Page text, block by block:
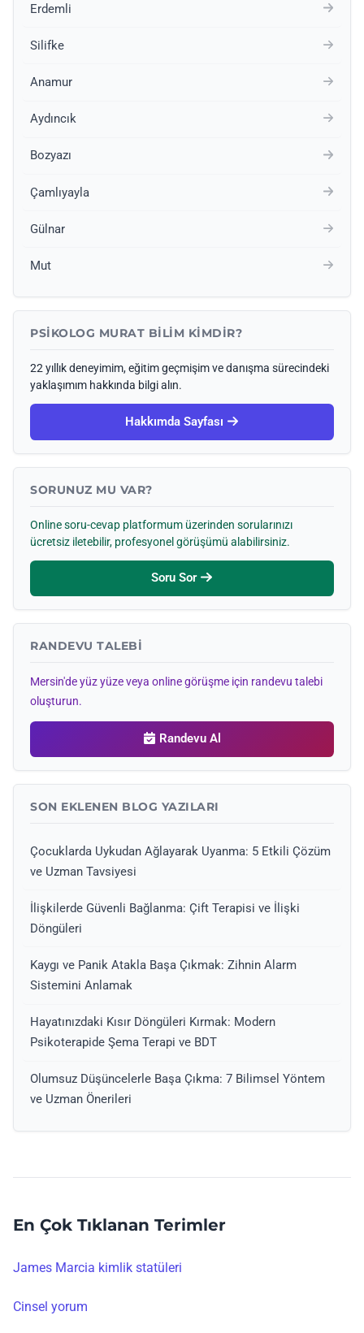
Erdemli
Silifke
Anamur
Aydıncık
Bozyazı
Çamlıyayla
Gülnar
Mut
PSIKOLOG MURAT BILIM KIMDIR?
22 yıllık deneyimim, eğitim geçmişim ve danışma sürecindeki
yaklaşımım hakkında bilgi alın.
Hakkımda Sayfası
SORUNUZ MU VAR?
Online soru-cevap platformum üzerinden sorularınızı
ücretsiz iletebilir, profesyonel görüşümü alabilirsiniz.
Soru Sor
RANDEVU TALEBI
Mersin'de yüz yüze veya online görüşme için randevu talebi
oluşturun.
Randevu Al
SON EKLENEN BLOG YAZILARI
Çocuklarda Uykudan Ağlayarak Uyanma: 5 Etkili Çözüm
ve Uzman Tavsiyesi
İlişkilerde Güvenli Bağlanma: Çift Terapisi ve İlişki
Döngüleri
Kaygı ve Panik Atakla Başa Çıkmak: Zihnin Alarm
Sistemini Anlamak
Hayatınızdaki Kısır Döngüleri Kırmak: Modern
Psikoterapide Şema Terapi ve BDT
Olumsuz Düşüncelerle Başa Çıkma: 7 Bilimsel Yöntem
ve Uzman Önerileri
En Çok Tıklanan Terimler
James Marcia kimlik statüleri
Cinsel yorum